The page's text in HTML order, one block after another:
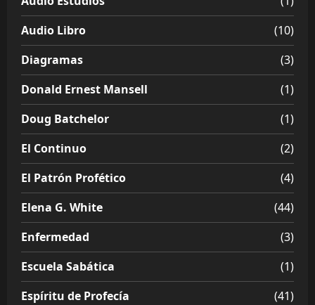
Audio Libro
(10)
Diagramas
(3)
Donald Ernest Mansell
(1)
Doug Batchelor
(1)
El Continuo
(2)
El Patrón Profético
(4)
Elena G. White
(44)
Enfermedad
(3)
Escuela Sabática
(1)
Espíritu de Profecía
(41)